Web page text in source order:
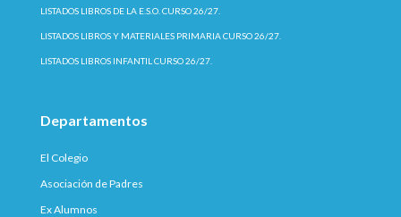
LISTADOS LIBROS DE LA E.S.O. CURSO 26/27.
LISTADOS LIBROS Y MATERIALES PRIMARIA CURSO 26/27.
LISTADOS LIBROS INFANTIL CURSO 26/27.
Departamentos
El Colegio
Asociación de Padres
Ex Alumnos